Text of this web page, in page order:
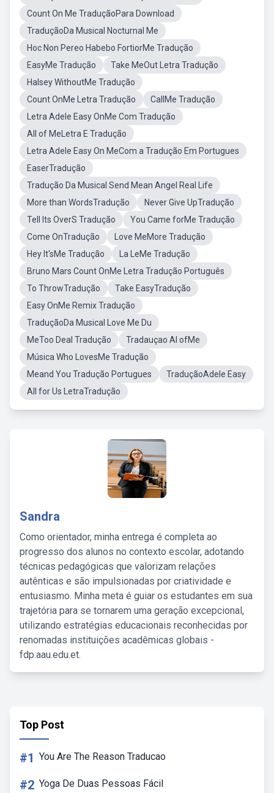
Count On Me TraduçãoPara Download
TraduçãoDa Musical Nocturnal Me
Hoc Non Pereo Habebo FortiorMe Tradução
EasyMe Tradução
Take MeOut Letra Tradução
Halsey WithoutMe Tradução
Count OnMe Letra Tradução
CallMe Tradução
Letra Adele Easy OnMe Com Tradução
All of MeLetra E Tradução
Letra Adele Easy On MeCom a Tradução Em Portugues
EaserTradução
Tradução Da Musical Send Mean Angel Real Life
More than WordsTradução
Never Give UpTradução
Tell Its OverS Tradução
You Came forMe Tradução
Come OnTradução
Love MeMore Tradução
Hey It'sMe Tradução
La LeMe Tradução
Bruno Mars Count OnMe Letra Tradução Português
To ThrowTradução
Take EasyTradução
Easy OnMe Remix Tradução
TraduçãoDa Musical Love Me Du
MeToo Deal Tradução
Tradauçao Al ofMe
Música Who LovesMe Tradução
Meand You Tradução Portugues
TraduçãoAdele Easy
All for Us LetraTradução
Sandra
Como orientador, minha entrega é completa ao
progresso dos alunos no contexto escolar, adotando
técnicas pedagógicas que valorizam relações
autênticas e são impulsionadas por criatividade e
entusiasmo. Minha meta é guiar os estudantes em sua
trajetória para se tornarem uma geração excepcional,
utilizando estratégias educacionais reconhecidas por
renomadas instituições acadêmicas globais -
fdp.aau.edu.et.
Top Post
#1 You Are The Reason Traducao
#2 Yoga De Duas Pessoas Fácil